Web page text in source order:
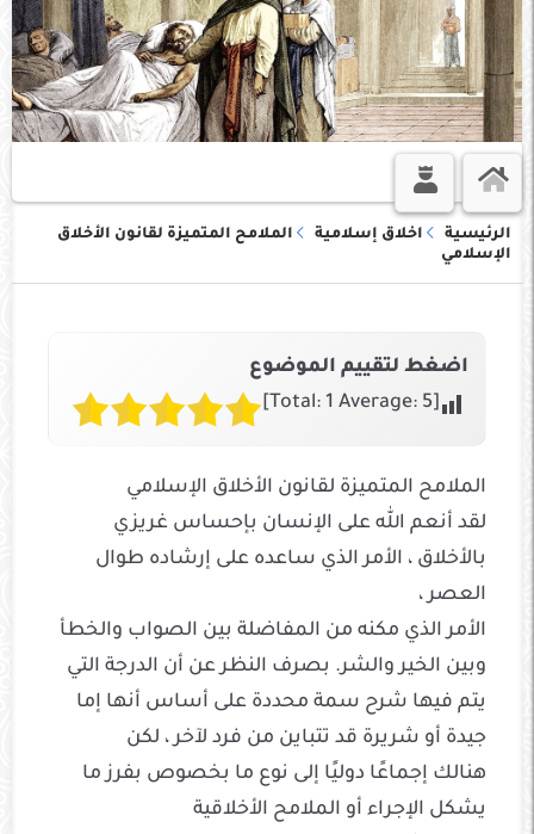
الرئيسية اخلاق إسلامية
الملامح المتميزة لقانون الأخلاق
الإسلامي
اضغط لتقييم الموضوع
[Total:
1 Average: 5
]
الملامح المتميزة لقانون الأخلاق الإسلامي
لقد أنعم الله على الإنسان بإحساس غريزي
بالأخلاق ، الأمر الذي ساعده على إرشاده طوال
العصر ،
الأمر الذي مكنه من المفاضلة بين الصواب والخطأ
وبين الخير والشر. بصرف النظر عن أن الدرجة التي
يتم فيها شرح سمة محددة على أساس أنها إما
جيدة أو شريرة قد تتباين من فرد لآخر ، لكن
هنالك إجماعًا دوليًا إلى نوع ما بخصوص بفرز ما
يشكل الإجراء أو الملامح الأخلاقية